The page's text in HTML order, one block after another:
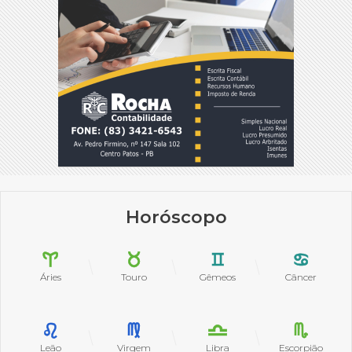
Horóscopo
Áries Touro Gêmeos Câncer
Leão Virgem Libra Escorpião